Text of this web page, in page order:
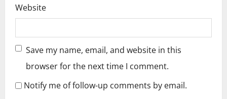
Website
Save my name, email, and website in this
browser for the next time I comment.
Notify me of follow-up comments by email.